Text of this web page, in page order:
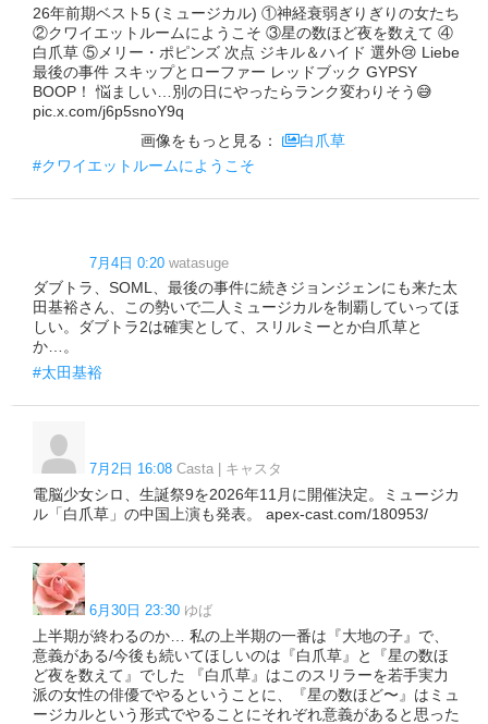
26年前期ベスト5 (ミュージカル) ①神経衰弱ぎりぎりの女たち
②クワイエットルームにようこそ ③星の数ほど夜を数えて ④
白爪草 ⑤メリー・ポピンズ 次点 ジキル＆ハイド 選外😢 Liebe
最後の事件 スキップとローファー レッドブック GYPSY
BOOP！ 悩ましい…別の日にやったらランク変わりそう😅
pic.x.com/j6p5snoY9q
画像をもっと見る：
白爪草
#クワイエットルームにようこそ
7月4日 0:20 watasuge
ダブトラ、SOML、最後の事件に続きジョンジェンにも来た太
田基裕さん、この勢いで二人ミュージカルを制覇していってほ
しい。ダブトラ2は確実として、スリルミーとか白爪草と
か…。
#太田基裕
7月2日 16:08 Casta | キャスタ
電脳少女シロ、生誕祭9を2026年11月に開催決定。ミュージカ
ル「白爪草」の中国上演も発表。 apex-cast.com/180953/
6月30日 23:30 ゆば
上半期が終わるのか… 私の上半期の一番は『大地の子』で、
意義がある/今後も続いてほしいのは『白爪草』と『星の数ほ
ど夜を数えて』でした 『白爪草』はこのスリラーを若手実力
派の女性の俳優でやるということに、『星の数ほど〜』はミュ
ージカルという形式でやることにそれぞれ意義があると思った